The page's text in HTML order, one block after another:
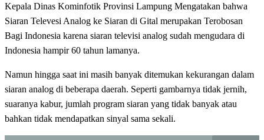
Kepala Dinas Kominfotik Provinsi Lampung Mengatakan bahwa
Siaran Televesi Analog ke Siaran di Gital merupakan Terobosan
Bagi Indonesia karena siaran televisi analog sudah mengudara di
Indonesia hampir 60 tahun lamanya.
Namun hingga saat ini masih banyak ditemukan kekurangan dalam
siaran analog di beberapa daerah. Seperti gambarnya tidak jernih,
suaranya kabur, jumlah program siaran yang tidak banyak atau
bahkan tidak mendapatkan sinyal sama sekali.